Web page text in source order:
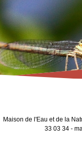
Maison de l'Eau et de la
33 03 34 -